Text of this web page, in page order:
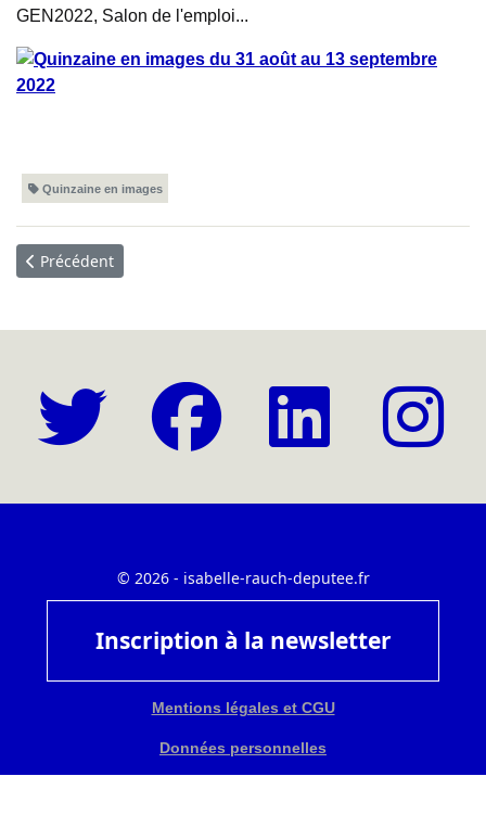
GEN2022, Salon de l'emploi...
Quinzaine en images
Article précédent : Quinzaine en images - Du 14 au 27
Précédent
© 2026 - isabelle-rauch-deputee.fr
Inscription à la newsletter
Mentions légales et CGU
Données personnelles